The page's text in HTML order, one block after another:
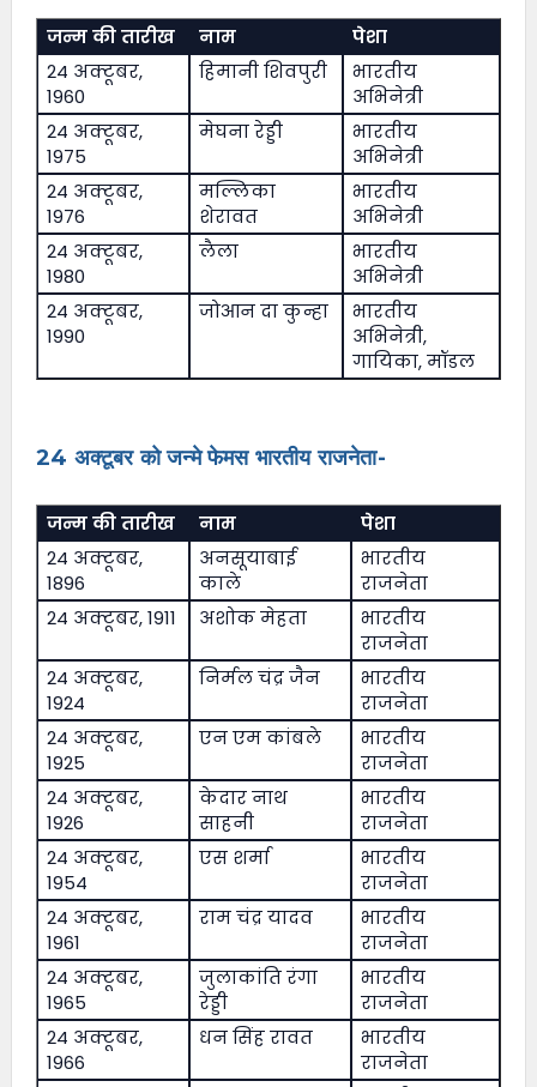
जन्म की तारीख नाम
पेशा
24 अक्टूबर,
1960
हिमानी शिवपुरी
भारतीय
अभिनेत्री
24 अक्टूबर,
1975
मेघना रेड्डी
भारतीय
अभिनेत्री
24 अक्टूबर,
1976
मल्लिका
शेरावत
भारतीय
अभिनेत्री
24 अक्टूबर,
1980
लैला
भारतीय
अभिनेत्री
24 अक्टूबर,
1990
जोआन दा कुन्हा
भारतीय
अभिनेत्री,
गायिका, मॉडल
24 अक्टूबर को जन्मे फेमस भारतीय राजनेता-
जन्म की तारीख नाम
पेशा
24 अक्टूबर,
1896
अनसूयाबाई
काले
भारतीय
राजनेता
24 अक्टूबर, 1911
अशोक मेहता
भारतीय
राजनेता
24 अक्टूबर,
1924
निर्मल चंद्र जैन
भारतीय
राजनेता
24 अक्टूबर,
1925
एन एम कांबले
भारतीय
राजनेता
24 अक्टूबर,
1926
केदार नाथ
साहनी
भारतीय
राजनेता
24 अक्टूबर,
1954
एस शर्मा
भारतीय
राजनेता
24 अक्टूबर,
1961
राम चंद्र यादव
भारतीय
राजनेता
24 अक्टूबर,
1965
जुलाकांति रंगा
रेड्डी
भारतीय
राजनेता
24 अक्टूबर,
1966
धन सिंह रावत
भारतीय
राजनेता